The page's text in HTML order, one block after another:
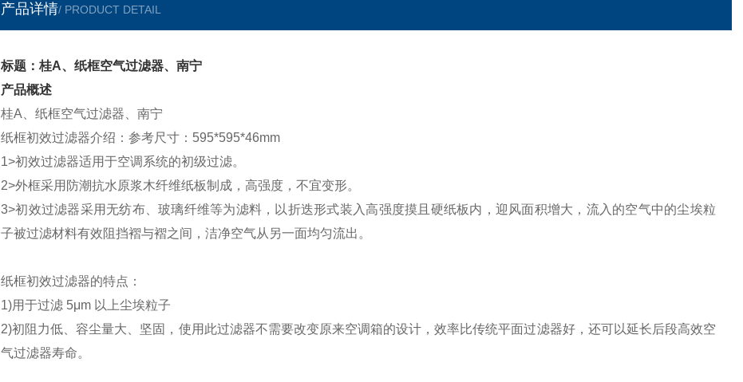
产品详情/ PRODUCT DETAIL
标题：桂A、纸框空气过滤器、南宁
产品概述
桂A、纸框空气过滤器、南宁
纸框初效过滤器介绍：参考尺寸：595*595*46mm
1>初效过滤器适用于空调系统的初级过滤。
2>外框采用防潮抗水原浆木纤维纸板制成，高强度，不宜变形。
3>初效过滤器采用无纺布、玻璃纤维等为滤料，以折迭形式装入高强度摸且硬纸板内，迎风面积增大，流入的空气中的尘埃粒
子被过滤材料有效阻挡褶与褶之间，洁净空气从另一面均匀流出。
纸框初效过滤器的特点：
1)用于过滤 5μm 以上尘埃粒子
2)初阻力低、容尘量大、坚固，使用此过滤器不需要改变原来空调箱的设计，效率比传统平面过滤器好，还可以延长后段高效空
气过滤器寿命。